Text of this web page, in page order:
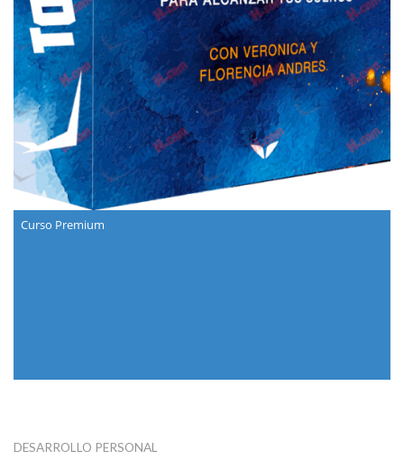
Curso Premium
DESARROLLO PERSONAL